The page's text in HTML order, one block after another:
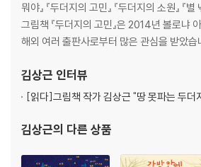
뭐야』 『두더지의 고민』 『두더지의 소원』 『
그림책 『두더지의 고민』은 2014년 볼로냐
해외 여러 출판사로부터 많은 관심을 받았습
김상근 인터뷰
[읽다]그림책 작가 김상근 "땅 못파는 두더
김상근의 다른 상품